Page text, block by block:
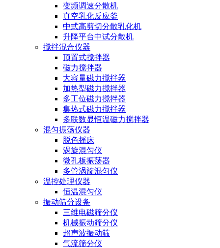
变频调速分散机
真空乳化反应釜
中式高剪切分散乳化机
升降平台中试分散机
搅拌混合仪器
顶置式搅拌器
磁力搅拌器
大容量磁力搅拌器
加热型磁力搅拌器
多工位磁力搅拌器
集热式磁力搅拌器
多联数显恒温磁力搅拌器
混匀振荡仪器
脱色摇床
涡旋混匀仪
微孔板振荡器
多管涡旋混匀仪
温控处理仪器
恒温混匀仪
振动筛分设备
三维电磁筛分仪
机械振动筛分仪
超声波振动筛
气流筛分仪